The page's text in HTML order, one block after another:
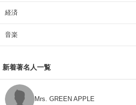
経済
音楽
新着著名人一覧
Mrs. GREEN APPLE